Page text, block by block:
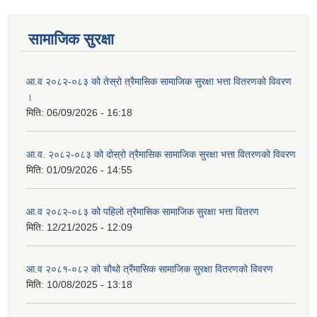
सामाजिक सुरक्षा
आ.व २०८२-०८३ को तेस्रो त्रैमासिक सामाजिक सुरक्षा भत्ता वितरणको विवरण
।
मिति: 06/09/2026 - 16:18
आ.व. २०८२-०८३ को दोस्रो त्रैमासिक सामाजिक सुरक्षा भत्ता वितरणको विवरण
मिति: 01/09/2026 - 14:55
आ.व २०८२-०८३ को पहिलो त्रैमासिक सामाजिक सुरक्षा भत्ता वितरण
मिति: 12/21/2025 - 12:09
आ.व २०८१-०८२ को चौथो त्रैंमासिक सामाजिक सुरक्षा वितरणको विवरण
मिति: 10/08/2025 - 13:18